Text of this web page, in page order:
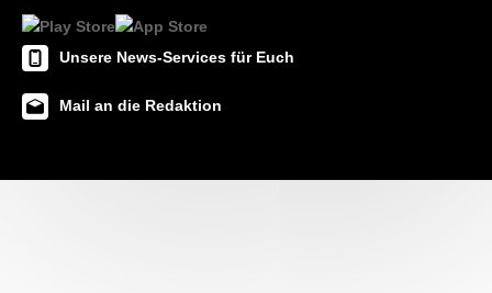
Unsere News-Services für Euch
Mail an die Redaktion